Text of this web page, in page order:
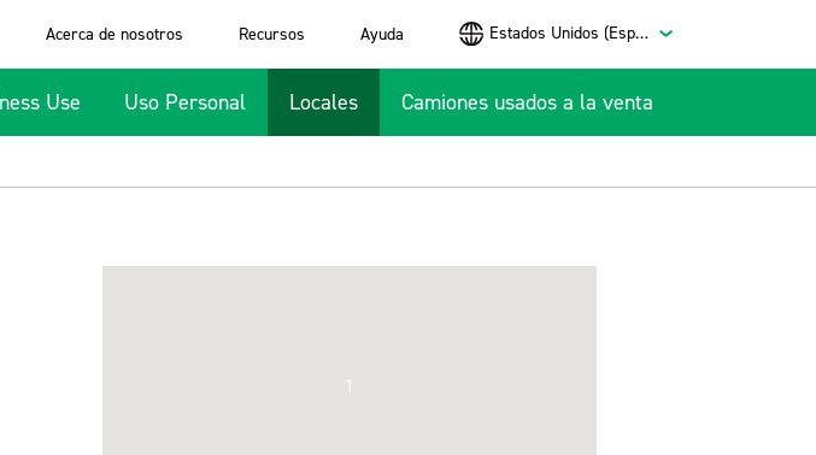
Acerca de nosotros Recursos Ayuda Estados Unidos (Español)
Use Uso Personal Locales Camiones usados a la venta
1